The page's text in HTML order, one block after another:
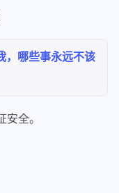
，哪些事永远不该
全。